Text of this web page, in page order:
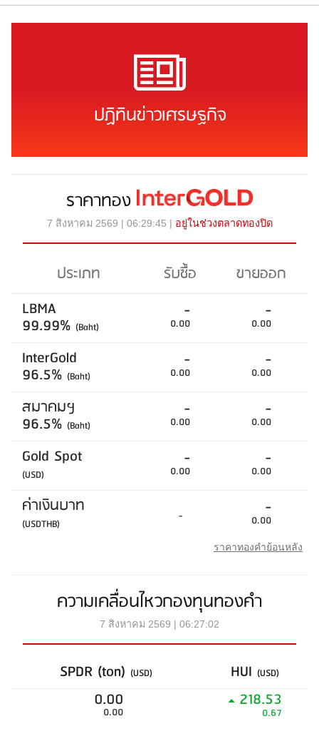
ปฏิทินข่าวเศรษฐกิจ
ราคาทอง
7 สิงหาคม 2569 | 06:29:45 | อยู่ในช่วงตลาดทองปิด
ประเภท รับซื้อ
ขายออก
LBMA
99.99% (Baht)
-
0.00
-
0.00
InterGold
96.5% (Baht)
-
0.00
-
0.00
สมาคมฯ
96.5% (Baht)
-
0.00
-
0.00
Gold Spot
(USD)
-
0.00
-
0.00
ค่าเงินบาท
(USDTHB) - -
0.00
ราคาทองคำย้อนหลัง
ความเคลื่อนไหวกองทุนทองคำ
7 สิงหาคม 2569 | 06:27:02
SPDR (ton) (USD) HUI (USD)
0.00
0.00
218.53
0.67